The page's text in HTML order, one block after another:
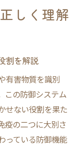
真実とは
を解く
るわけではな
性
ポイント
しく理解
割を解説
有害物質を識別
この防御システム
せない役割を果た
疫の二つに大別さ
っている防御機能